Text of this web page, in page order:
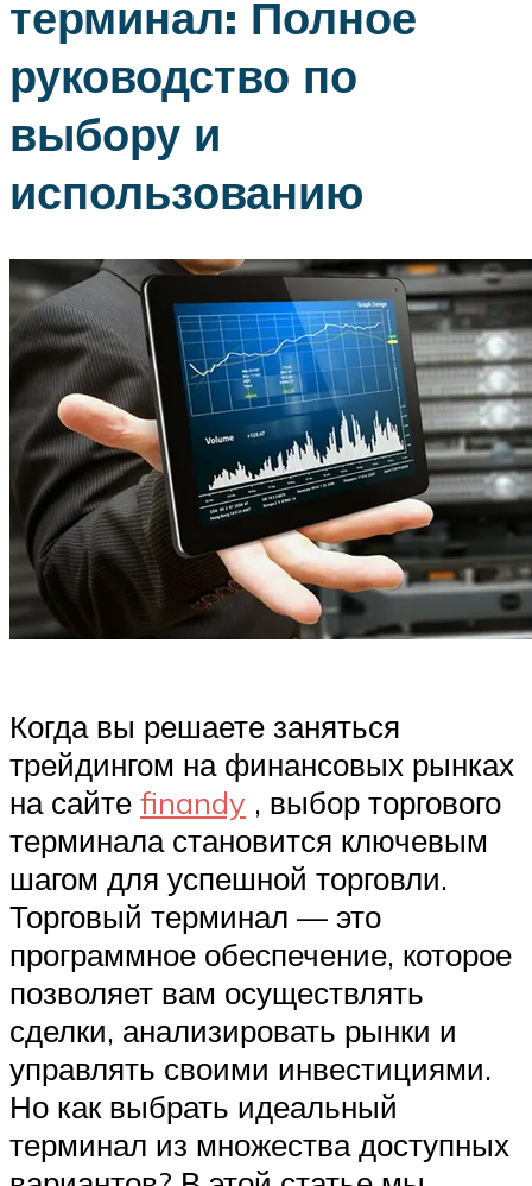
терминал: Полное
руководство по
выбору и
использованию
Когда вы решаете заняться
трейдингом на финансовых рынках
на сайте finandy , выбор торгового
терминала становится ключевым
шагом для успешной торговли.
Торговый терминал — это
программное обеспечение, которое
позволяет вам осуществлять
сделки, анализировать рынки и
управлять своими инвестициями.
Но как выбрать идеальный
терминал из множества доступных